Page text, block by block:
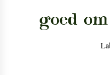
goed